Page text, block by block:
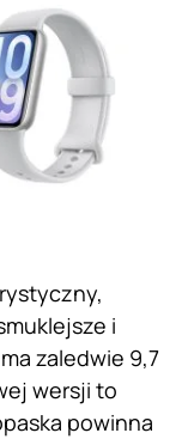
i
zaledwie 9,7
wersji to
powinna